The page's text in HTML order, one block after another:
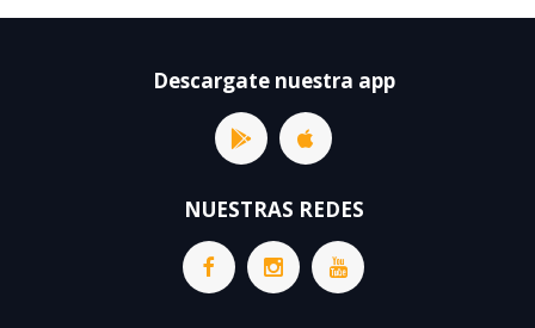
Descargate nuestra app
NUESTRAS REDES